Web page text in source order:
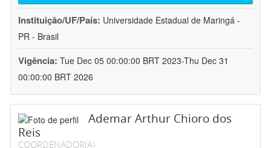
Instituição/UF/País: Universidade Estadual de Maringá -
PR - Brasil
Vigência: Tue Dec 05 00:00:00 BRT 2023-Thu Dec 31
00:00:00 BRT 2026
Ademar Arthur Chioro dos
Reis
COORDENADOR(A)